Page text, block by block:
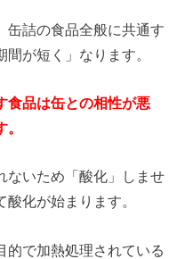
缶詰の食品全般に共通す
が短く」なります。
食品は缶との相性が悪
ないため「酸化」しませ
化が始まります。
的で加熱処理されている